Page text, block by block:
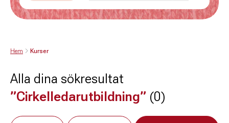
Hem Kurser
Alla dina sökresultat
”Cirkelledarutbildning” (0)